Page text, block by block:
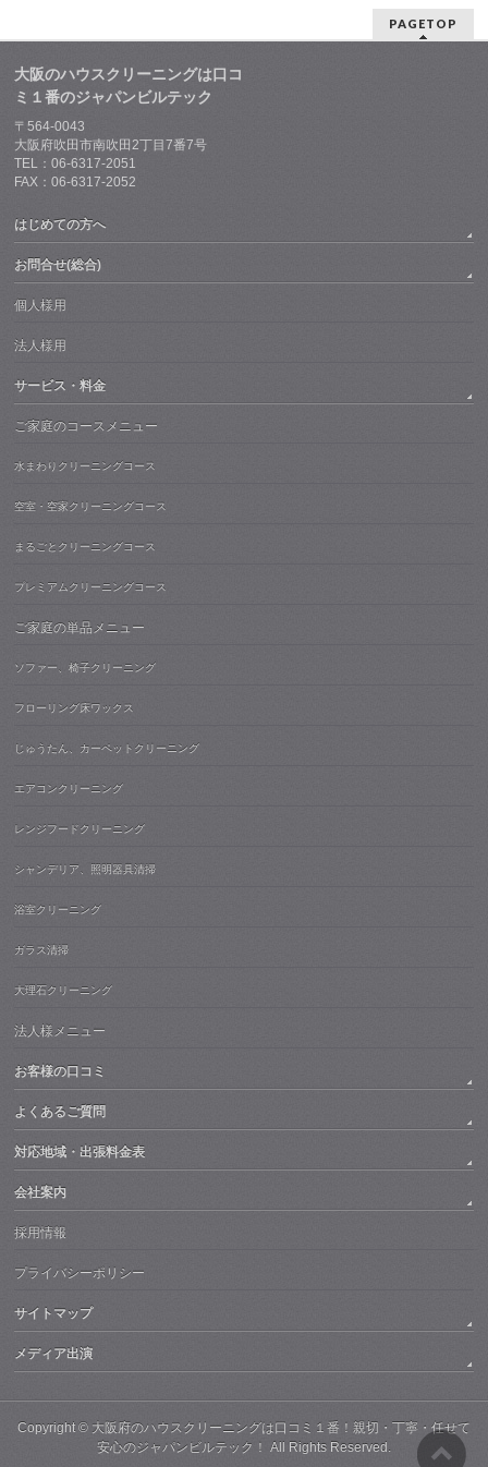
PAGETOP
大阪のハウスクリーニングは口コ
ミ１番のジャパンビルテック
〒564-0043
大阪府吹田市南吹田2丁目7番7号
TEL：06-6317-2051
FAX：06-6317-2052
はじめての方へ
お問合せ(総合)
個人様用
法人様用
サービス・料金
ご家庭のコースメニュー
水まわりクリーニングコース
空室・空家クリーニングコース
まるごとクリーニングコース
プレミアムクリーニングコース
ご家庭の単品メニュー
ソファー、椅子クリーニング
フローリング床ワックス
じゅうたん、カーペットクリーニング
エアコンクリーニング
レンジフードクリーニング
シャンデリア、照明器具清掃
浴室クリーニング
ガラス清掃
大理石クリーニング
法人様メニュー
お客様の口コミ
よくあるご質問
対応地域・出張料金表
会社案内
採用情報
プライバシーポリシー
サイトマップ
メディア出演
Copyright © 大阪府のハウスクリーニングは口コミ１番！親切・丁寧・任せて
安心のジャパンビルテック！ All Rights Reserved.